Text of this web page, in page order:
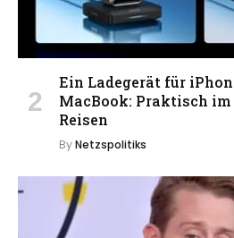
Ein Ladegerät für
MacBook: Praktisch
Reisen
ByNetzspolitiks